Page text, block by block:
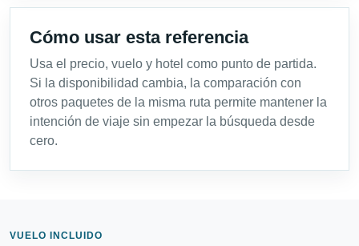
Cómo usar esta referencia
Usa el precio, vuelo y hotel como punto de partida.
Si la disponibilidad cambia, la comparación con
otros paquetes de la misma ruta permite mantener la
intención de viaje sin empezar la búsqueda desde
cero.
VUELO INCLUIDO